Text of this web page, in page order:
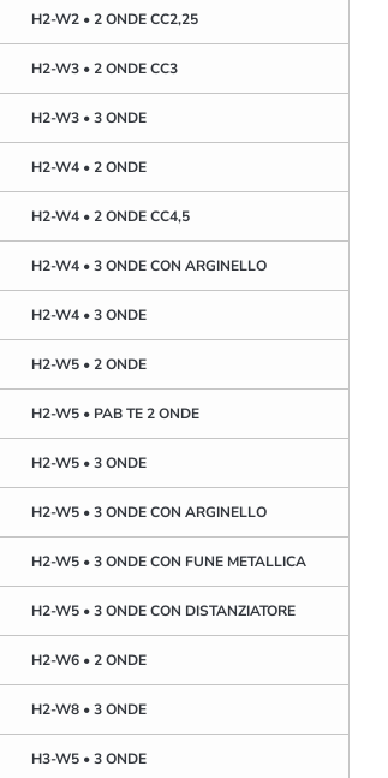
H2-W2 • 2 ONDE CC2,25
H2-W3 • 2 ONDE CC3
H2-W3 • 3 ONDE
H2-W4 • 2 ONDE
H2-W4 • 2 ONDE CC4,5
H2-W4 • 3 ONDE CON ARGINELLO
H2-W4 • 3 ONDE
H2-W5 • 2 ONDE
H2-W5 • PAB TE 2 ONDE
H2-W5 • 3 ONDE
H2-W5 • 3 ONDE CON ARGINELLO
H2-W5 • 3 ONDE CON FUNE METALLICA
H2-W5 • 3 ONDE CON DISTANZIATORE
H2-W6 • 2 ONDE
H2-W8 • 3 ONDE
H3-W5 • 3 ONDE